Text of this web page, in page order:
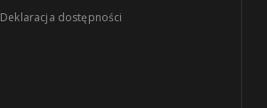
Deklaracja dostępności